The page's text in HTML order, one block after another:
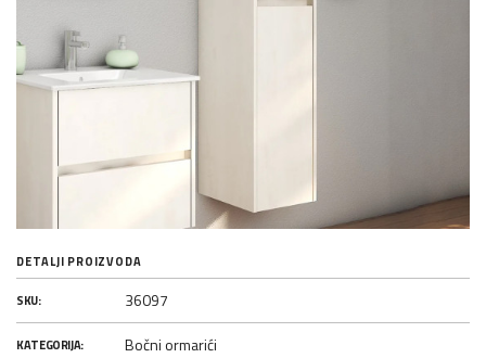
DETALJI PROIZVODA
SKU: 36097
KATEGORIJA: Bočni ormarići